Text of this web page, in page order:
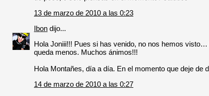
13 de marzo de 2010 a las 0:23
Ibon dijo...
Hola Joniii!!! Pues si has venido, no nos hemos
queda menos. Muchos ánimos!!!
Hola Montañes, día a día. En el momento que deje de
14 de marzo de 2010 a las 0:27